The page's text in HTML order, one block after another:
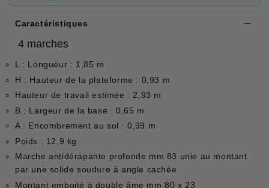
Caractéristiques
4 marches
L : Longueur : 1,85 m
H : Hauteur de la plateforme : 0,93 m
Hauteur de travail estimée : 2,93 m
B : Largeur de la base : 0,65 m
A : Encombrement au sol : 0,99 m
Poids : 12,9 kg
Marche antidérapante profonde mm 83 unie au montant
par une solide soudure à angle cachée
Montant emboité à double âme mm 80 x 23